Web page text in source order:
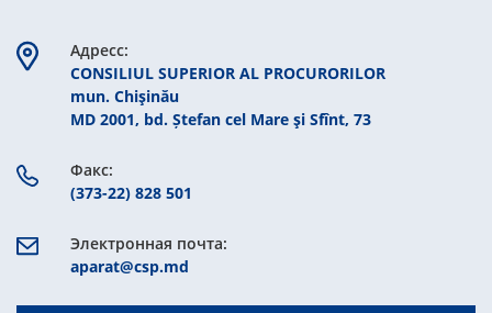
Aдресс:
CONSILIUL SUPERIOR AL PROCURORILOR
mun. Chişinău
MD 2001, bd. Ștefan cel Mare şi Sfînt, 73
Факс:
(373-22) 828 501
Электронная почта:
aparat@csp.md